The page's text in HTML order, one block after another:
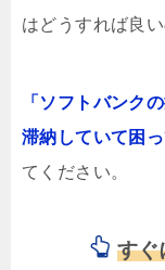
はどうすれば良
「ソフトバンク
滞納していて困っ
てください。
すぐ